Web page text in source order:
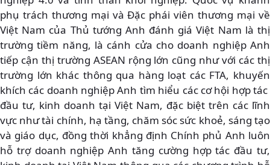
phụ trách thương mại và Đặc phái viên thương mại về
Việt Nam của Thủ tướng Anh đánh giá Việt Nam là thị
trường tiềm năng, là cánh cửa cho doanh nghiệp Anh
tiếp cận thị trường ASEAN rộng lớn cũng như với các thị
trường lớn khác thông qua hàng loạt các FTA, khuyến
khích các doanh nghiệp Anh tìm hiểu các cơ hội hợp tác
đầu tư, kinh doanh tại Việt Nam, đặc biệt trên các lĩnh
vực như tài chính, hạ tầng, chăm sóc sức khoẻ, sáng tạo
và giáo dục, đồng thời khẳng định Chính phủ Anh luôn
hỗ trợ doanh nghiệp Anh tăng cường hợp tác đầu tư,